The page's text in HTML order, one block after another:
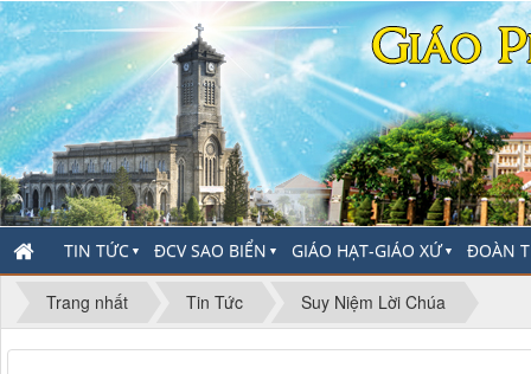
TIN TỨC ▼ ĐCV SAO BIỂN ▼ GIÁO HẠT-GIÁO XỨ▼ ĐOÀN
Trang nhất Tin Tức Suy Niệm Lời Chúa